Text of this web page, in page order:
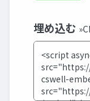
埋め込む